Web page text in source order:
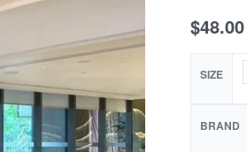
$48.00
SIZE
BRAND